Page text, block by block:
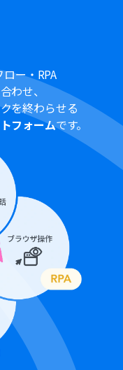
とが可能です。
アをどのように分類・
の内容を任意で編集し
、データを格納した
てください。
のそれぞれと
、60分の間隔で起動
なりますので、ご注意
オペレーションはチ
ご利用いただける機能
ミニプランの場合は設
ションはエラーとな
の有料プランは、2週
能です。無料トライア
（オペレーション）を
用した際の回答内容
い。
6807133
ー・RPA
わせ、
を終わらせる
フォームです。